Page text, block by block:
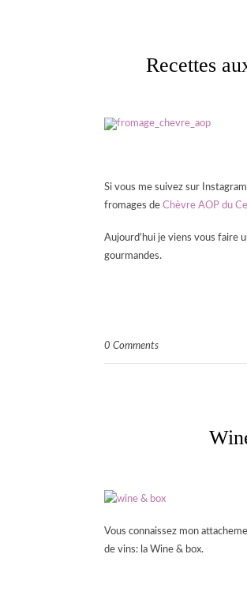
Recettes
Si vous me suivez sur
fromages de Chèvre AOP du
Aujourd’hui je viens vous faire
gourmandes.
0 Comments
Vous connaissez mon
de vins: la Wine & box.